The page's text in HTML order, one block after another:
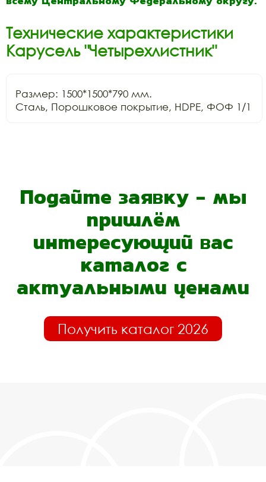
Технические характеристики
Карусель "Четырехлистник"
Размер: 1500*1500*790 мм.
Сталь, Порошковое покрытие, HDPE, ФОФ 1/1
Подайте заявку - мы
пришлём
интересующий вас
каталог с
актуальными ценами
Получить каталог 2026